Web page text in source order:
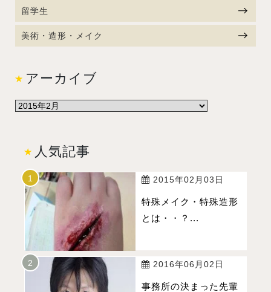
留学生
美術・造形・メイク
アーカイブ
人気記事
2015年02月03日
特殊メイク・特殊造形
とは・・？...
2016年06月02日
事務所の決まった先輩